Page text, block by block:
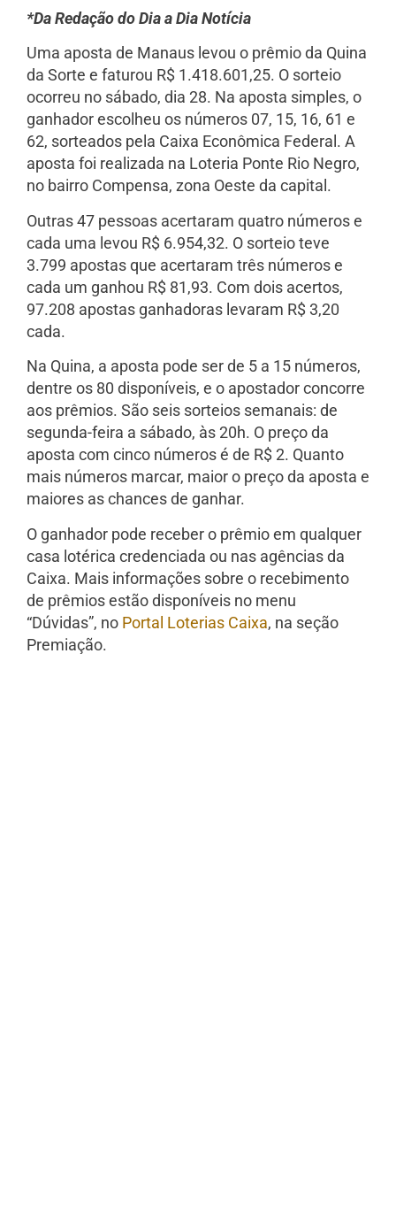
*Da Redação do Dia a Dia Notícia
Uma aposta de Manaus levou o prêmio da Quina
da Sorte e faturou R$ 1.418.601,25. O sorteio
ocorreu no sábado, dia 28. Na aposta simples, o
ganhador escolheu os números 07, 15, 16, 61 e
62, sorteados pela Caixa Econômica Federal. A
aposta foi realizada na Loteria Ponte Rio Negro,
no bairro Compensa, zona Oeste da capital.
Outras 47 pessoas acertaram quatro números e
cada uma levou R$ 6.954,32. O sorteio teve
3.799 apostas que acertaram três números e
cada um ganhou R$ 81,93. Com dois acertos,
97.208 apostas ganhadoras levaram R$ 3,20
cada.
Na Quina, a aposta pode ser de 5 a 15 números,
dentre os 80 disponíveis, e o apostador concorre
aos prêmios. São seis sorteios semanais: de
segunda-feira a sábado, às 20h. O preço da
aposta com cinco números é de R$ 2. Quanto
mais números marcar, maior o preço da aposta e
maiores as chances de ganhar.
O ganhador pode receber o prêmio em qualquer
casa lotérica credenciada ou nas agências da
Caixa. Mais informações sobre o recebimento
de prêmios estão disponíveis no menu
“Dúvidas”, no Portal Loterias Caixa, na seção
Premiação.​